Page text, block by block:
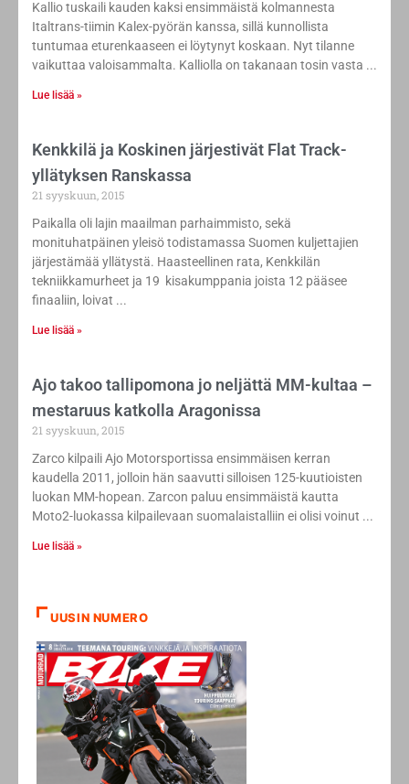
Kallio tuskaili kauden kaksi ensimmäistä kolmannesta
Italtrans-tiimin Kalex-pyörän kanssa, sillä kunnollista
tuntumaa eturenkaaseen ei löytynyt koskaan. Nyt tilanne
vaikuttaa valoisammalta. Kalliolla on takanaan tosin vasta
Lue lisää »
Kenkkilä ja Koskinen järjestivät Flat Track-
yllätyksen Ranskassa
21 syyskuun, 2015
Paikalla oli lajin maailman parhaimmisto, sekä
monituhatpäinen yleisö todistamassa Suomen kuljettajien
järjestämää yllätystä. Haasteellinen rata, Kenkkilän
tekniikkamurheet ja 19 kisakumppania joista 12 pääsee
finaaliin, loivat
Lue lisää »
Ajo takoo tallipomona jo neljättä MM-kultaa –
mestaruus katkolla Aragonissa
21 syyskuun, 2015
Zarco kilpaili Ajo Motorsportissa ensimmäisen kerran
kaudella 2011, jolloin hän saavutti silloisen 125-kuutioisten
luokan MM-hopean. Zarcon paluu ensimmäistä kautta
Moto2-luokassa kilpailevaan suomalaistalliin ei olisi voinut
Lue lisää »
UUSIN NUMERO